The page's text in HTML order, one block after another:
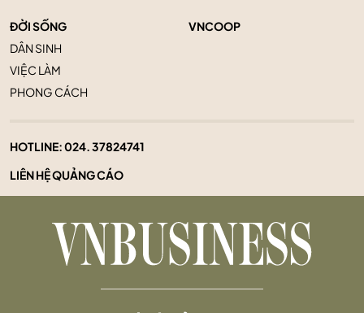
ĐỜI SỐNG
DÂN SINH
VIỆC LÀM
PHONG CÁCH
VNCOOP
HOTLINE:024. 37824741
LIÊN HỆ QUẢNG CÁO